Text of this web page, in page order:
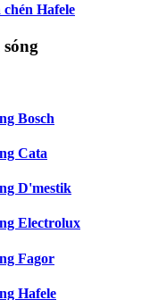
Hafele
Bosch
Cata
D'mestik
Electrolux
Fagor
Hafele